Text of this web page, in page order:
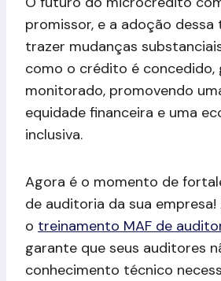
promissor, e a adoção
trazer mudanças
como o crédito é concedido,
monitorado, promovendo
equidade financeira e uma
inclusiva.
Agora é o momento de
de auditoria da sua
o treinamento MAF de
garante que seus auditores
conhecimento técnico